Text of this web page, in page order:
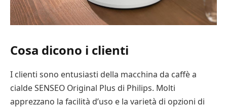
Cosa dicono i clienti
I clienti sono entusiasti della macchina da caffè a
cialde SENSEO Original Plus di Philips. Molti
apprezzano la facilità d’uso e la varietà di opzioni di